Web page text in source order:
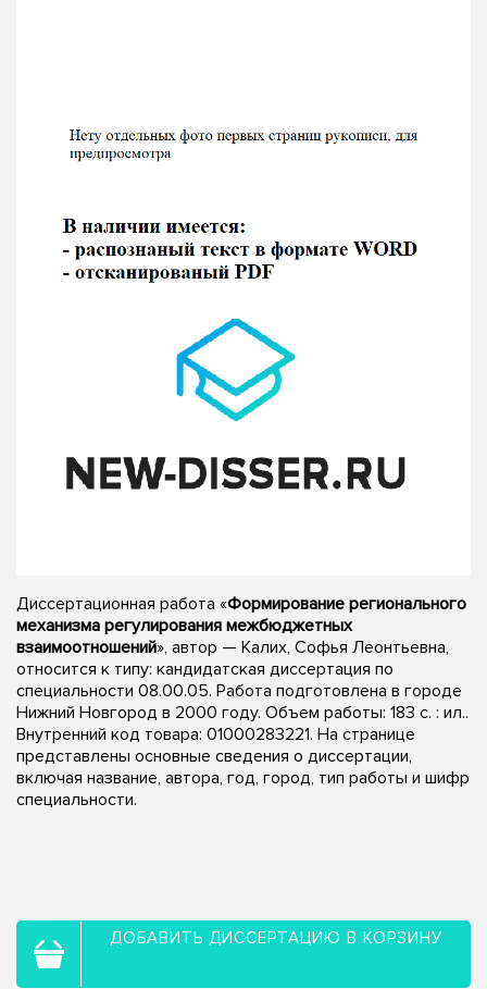
Диссертационная работа «Формирование регионального
механизма регулирования межбюджетных
взаимоотношений», автор — Калих, Софья Леонтьевна,
относится к типу: кандидатская диссертация по
специальности 08.00.05. Работа подготовлена в городе
Нижний Новгород в 2000 году. Объем работы: 183 с. : ил..
Внутренний код товара: 01000283221. На странице
представлены основные сведения о диссертации,
включая название, автора, год, город, тип работы и шифр
специальности.
ДОБАВИТЬ ДИССЕРТАЦИЮ В КОРЗИНУ